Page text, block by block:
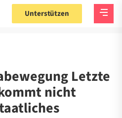
Unterstützen
Letzte
nicht